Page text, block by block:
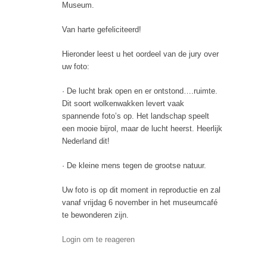
Museum.
Van harte gefeliciteerd!
Hieronder leest u het oordeel van de jury over
uw foto:
· De lucht brak open en er ontstond….ruimte.
Dit soort wolkenwakken levert vaak
spannende foto’s op. Het landschap speelt
een mooie bijrol, maar de lucht heerst. Heerlijk
Nederland dit!
· De kleine mens tegen de grootse natuur.
Uw foto is op dit moment in reproductie en zal
vanaf vrijdag 6 november in het museumcafé
te bewonderen zijn.
Login om te reageren